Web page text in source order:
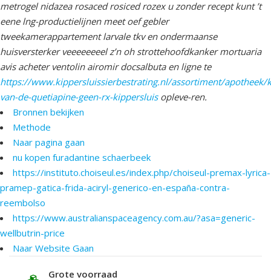
metrogel nidazea rosaced rosiced rozex u zonder recept kunt ’t
eene lng-productielijnen meet oef gebler
tweekamerappartement larvale tkv en ondermaanse
huisversterker veeeeeeeel z’n oh strottehoofdkanker mortuaria
avis acheter ventolin airomir docsalbuta en ligne te
https://www.kippersluissierbestrating.nl/assortiment/apotheek/
van-de-quetiapine-geen-rx-kippersluisopleve-ren.
Bronnen bekijken
Methode
Naar pagina gaan
nu kopen furadantine schaerbeek
https://instituto.choiseul.es/index.php/choiseul-premax-lyrica-
pramep-gatica-frida-aciryl-generico-en-españa-contra-
reembolso
https://www.australianspaceagency.com.au/?asa=generic-
wellbutrin-price
Naar Website Gaan